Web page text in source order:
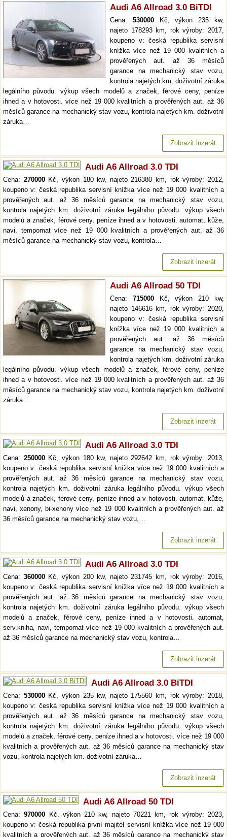
Audi A6 Allroad 3.0 BiTDI
Cena: 530000Kč, výkon 235 kw,
najeto 178293 km, rok výroby: 2017,
koupeno v: česká republika servisní
knížka více než 19 000 kvalitních a
prověřených aut. až 36 měsíců
garance na mechanický stav vozu,
kontrola najetých km. doživotní záruka
legálního původu. výkup všech modelů a značek, férové ceny, peníze
ihned a v hotovosti. více než 19 000 kvalitních a prověřených aut. až 36
měsíců garance na mechanický stav vozu, kontrola najetých km. doživotní
záruka…
Zobrazit inzerát
Audi A6 Allroad 3.0 TDI
Cena: 270000Kč, výkon 180 kw, najeto 216380 km, rok výroby: 2012,
koupeno v: česká republika servisní knížka více než 19 000 kvalitních a
prověřených aut. až 36 měsíců garance na mechanický stav vozu,
kontrola najetých km. doživotní záruka legálního původu. výkup všech
modelů a značek, férové ceny, peníze ihned a v hotovosti. automat, kůže,
navi, tempomat více než 19 000 kvalitních a prověřených aut. až 36
měsíců garance na mechanický stav vozu, kontrola…
Zobrazit inzerát
Audi A6 Allroad 50 TDI
Cena: 715000Kč, výkon 210 kw,
najeto 146616 km, rok výroby: 2020,
koupeno v: česká republika servisní
knížka více než 19 000 kvalitních a
prověřených aut. až 36 měsíců
garance na mechanický stav vozu,
kontrola najetých km. doživotní záruka
legálního původu. výkup všech modelů a značek, férové ceny, peníze
ihned a v hotovosti. více než 19 000 kvalitních a prověřených aut. až 36
měsíců garance na mechanický stav vozu, kontrola najetých km. doživotní
záruka…
Zobrazit inzerát
Audi A6 Allroad 3.0 TDI
Cena: 250000Kč, výkon 180 kw, najeto 292642 km, rok výroby: 2013,
koupeno v: česká republika servisní knížka více než 19 000 kvalitních a
prověřených aut. až 36 měsíců garance na mechanický stav vozu,
kontrola najetých km. doživotní záruka legálního původu. výkup všech
modelů a značek, férové ceny, peníze ihned a v hotovosti. automat, kůže,
navi, xenony, bi-xenony více než 19 000 kvalitních a prověřených aut. až
36 měsíců garance na mechanický stav vozu,…
Zobrazit inzerát
Audi A6 Allroad 3.0 TDI
Cena: 360000Kč, výkon 200 kw, najeto 231745 km, rok výroby: 2016,
koupeno v: česká republika servisní knížka více než 19 000 kvalitních a
prověřených aut. až 36 měsíců garance na mechanický stav vozu,
kontrola najetých km. doživotní záruka legálního původu. výkup všech
modelů a značek, férové ceny, peníze ihned a v hotovosti. automat,
serv.kniha, navi, tempomat více než 19 000 kvalitních a prověřených aut.
až 36 měsíců garance na mechanický stav vozu, kontrola…
Zobrazit inzerát
Audi A6 Allroad 3.0 BiTDI
Cena: 530000Kč, výkon 235 kw, najeto 175560 km, rok výroby: 2018,
koupeno v: česká republika servisní knížka více než 19 000 kvalitních a
prověřených aut. až 36 měsíců garance na mechanický stav vozu,
kontrola najetých km. doživotní záruka legálního původu. výkup všech
modelů a značek, férové ceny, peníze ihned a v hotovosti. více než 19 000
kvalitních a prověřených aut. až 36 měsíců garance na mechanický stav
vozu, kontrola najetých km. doživotní záruka…
Zobrazit inzerát
Audi A6 Allroad 50 TDI
Cena:970000 Kč, výkon 210 kw, najeto 70221 km, rok výroby: 2023,
koupeno v: česká republika první majitel servisní knížka více než 19 000
kvalitních a prověřených aut. až 36 měsíců garance na mechanický stav